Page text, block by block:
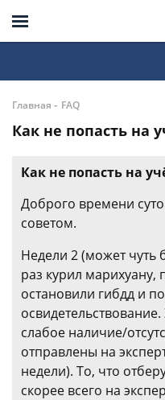
Главная - FAQ
Как не попасть на
Как не попасть на
Доброго времени
советом.
Недели 2 (может чуть
раз курил марихуану,
остановили гибдд и
освидетельствование.
слабое наличие/
отправлены на
недели). То, что
скорее всего на